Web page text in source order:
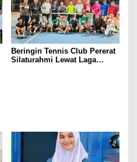
Beringin Tennis Club Pererat
Silaturahmi Lewat Laga